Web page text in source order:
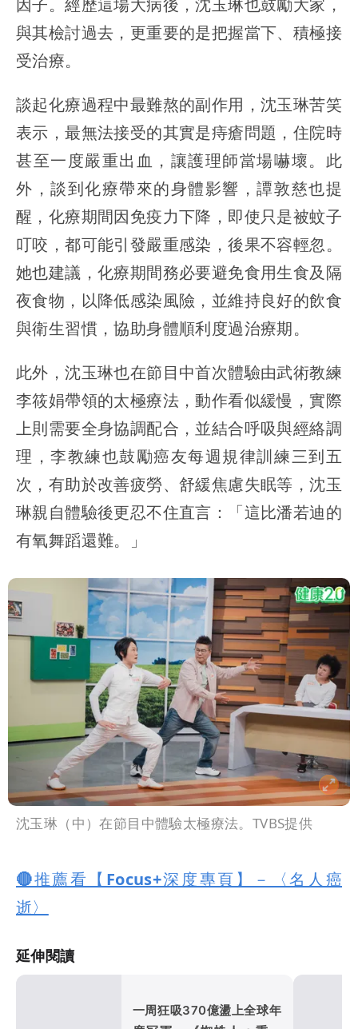
與其檢討過去，更重要的是把握當下、積極接
受治療。
談起化療過程中最難熬的副作用，沈玉琳苦笑
表示，最無法接受的其實是痔瘡問題，住院時
甚至一度嚴重出血，讓護理師當場嚇壞。此
外，談到化療帶來的身體影響，譚敦慈也提
醒，化療期間因免疫力下降，即使只是被蚊子
叮咬，都可能引發嚴重感染，後果不容輕忽。
她也建議，化療期間務必要避免食用生食及隔
夜食物，以降低感染風險，並維持良好的飲食
與衛生習慣，協助身體順利度過治療期。
此外，沈玉琳也在節目中首次體驗由武術教練
李筱娟帶領的太極療法，動作看似緩慢，實際
上則需要全身協調配合，並結合呼吸與經絡調
理，李教練也鼓勵癌友每週規律訓練三到五
次，有助於改善疲勞、舒緩焦慮失眠等，沈玉
琳親自體驗後更忍不住直言：「這比潘若迪的
有氧舞蹈還難。」
沈玉琳（中）在節目中體驗太極療法。TVBS提供
🔴推薦看【Focus+深度專頁】－〈名人癌
逝〉
延伸閱讀
一周狂吸370億盪上全球年